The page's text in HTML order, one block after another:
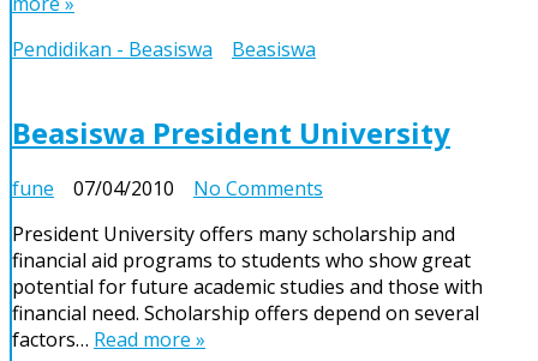
sendiri
Pendidikan - Beasiswa
Beasiswa
Beasiswa President University
fune 07/04/2010 No Comments
President
University
President University offers many scholarship and
financial aid programs to students who show great
potential for future academic studies and those with
financial need. Scholarship offers depend on several
factors… Read more »